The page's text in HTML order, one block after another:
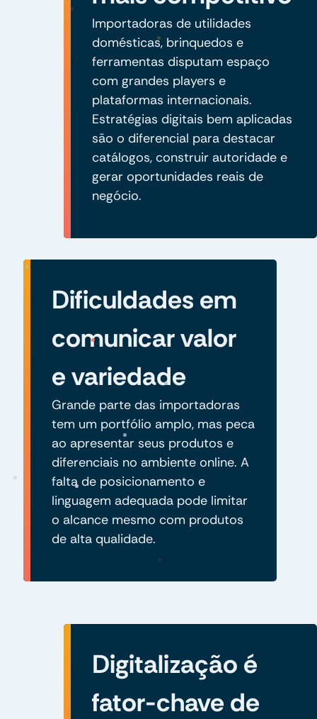
Importadoras de utilidades
domésticas, brinquedos e
ferramentas disputam espaço
com grandes players e
plataformas internacionais.
Estratégias digitais bem aplicadas
são o diferencial para destacar
catálogos, construir autoridade e
gerar oportunidades reais de
negócio.
Dificuldades em
comunicar valor
e variedade
Grande parte das importadoras
tem um portfólio amplo, mas peca
ao apresentar seus produtos e
diferenciais no ambiente online. A
falta de posicionamento e
linguagem adequada pode limitar
o alcance mesmo com produtos
de alta qualidade.
Digitalização é
fator-chave de